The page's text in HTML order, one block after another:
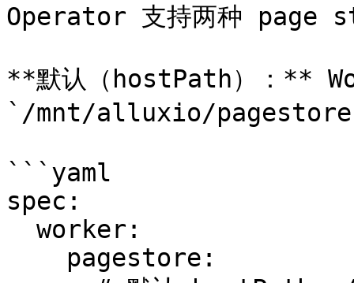
Operator 支持两种 page
**默认（hostPath）：**
`/mnt/alluxio/
```yaml
spec: